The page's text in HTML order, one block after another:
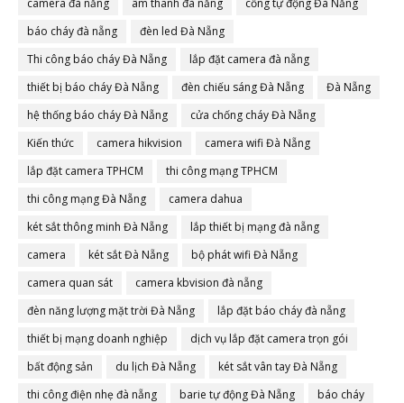
camera đà nẵng
âm thanh đà nẵng
cổng tự động Đà Nẵng
báo cháy đà nẵng
đèn led Đà Nẵng
Thi công báo cháy Đà Nẵng
lắp đặt camera đà nẵng
thiết bị báo cháy Đà Nẵng
đèn chiếu sáng Đà Nẵng
Đà Nẵng
hệ thống báo cháy Đà Nẵng
cửa chống cháy Đà Nẵng
Kiến thức
camera hikvision
camera wifi Đà Nẵng
lắp đặt camera TPHCM
thi công mạng TPHCM
thi công mạng Đà Nẵng
camera dahua
két sắt thông minh Đà Nẵng
lắp thiết bị mạng đà nẵng
camera
két sắt Đà Nẵng
bộ phát wifi Đà Nẵng
camera quan sát
camera kbvision đà nẵng
đèn năng lượng mặt trời Đà Nẵng
lắp đặt báo cháy đà nẵng
thiết bị mạng doanh nghiệp
dịch vụ lắp đặt camera trọn gói
bất động sản
du lịch Đà Nẵng
két sắt vân tay Đà Nẵng
thi công điện nhẹ đà nẵng
barie tự động Đà Nẵng
báo cháy